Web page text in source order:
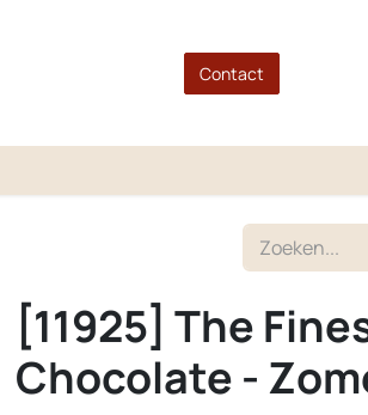
Contact
[11925] The
Chocolate -